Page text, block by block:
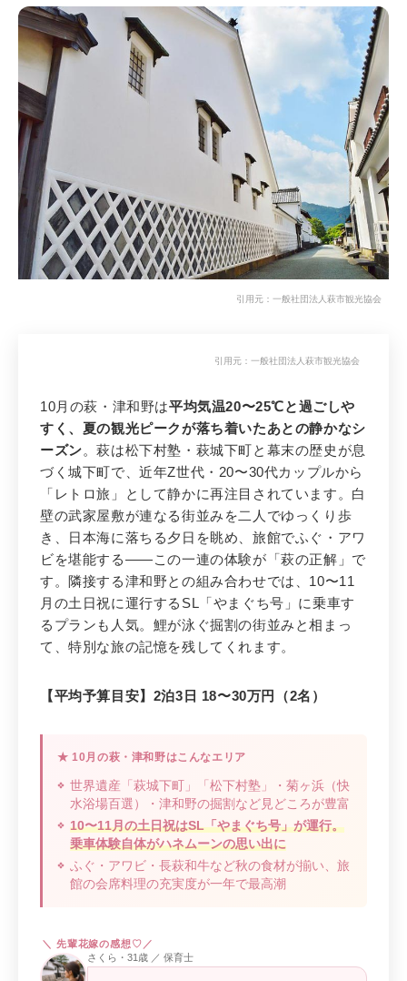
引用元： 一般社団法人萩市観光協会
城下町レトロ旅 × SL × 日本海の絶
景！20〜30代カップルに再注目の穴場
エリア
引用元： 一般社団法人萩市観光協会
10月の萩・津和野は平均気温20〜25℃と過ごしや
すく、夏の観光ピークが落ち着いたあとの静かなシ
ーズン。萩は松下村塾・萩城下町と幕末の歴史が息
づく城下町で、近年Z世代・20〜30代カップルから
「レトロ旅」として静かに再注目されています。白
壁の武家屋敷が連なる街並みを二人でゆっくり歩
き、日本海に落ちる夕日を眺め、旅館でふぐ・アワ
ビを堪能する——この一連の体験が「萩の正解」で
す。隣接する津和野との組み合わせでは、10〜11
月の土日祝に運行するSL「やまぐち号」に乗車す
るプランも人気。鯉が泳ぐ掘割の街並みと相まっ
て、特別な旅の記憶を残してくれます。
【平均予算目安】2泊3日 18〜30万円（2名）
★ 10月の萩・津和野はこんなエリア
世界遺産「萩城下町」「松下村塾」・菊ヶ浜（快
水浴場百選）・津和野の掘割など見どころが豊富
10〜11月の土日祝はSL「やまぐち号」が運行。
乗車体験自体がハネムーンの思い出に
ふぐ・アワビ・長萩和牛など秋の食材が揃い、旅
館の会席料理の充実度が一年で最高潮
さくら・31歳 ／ 保育士